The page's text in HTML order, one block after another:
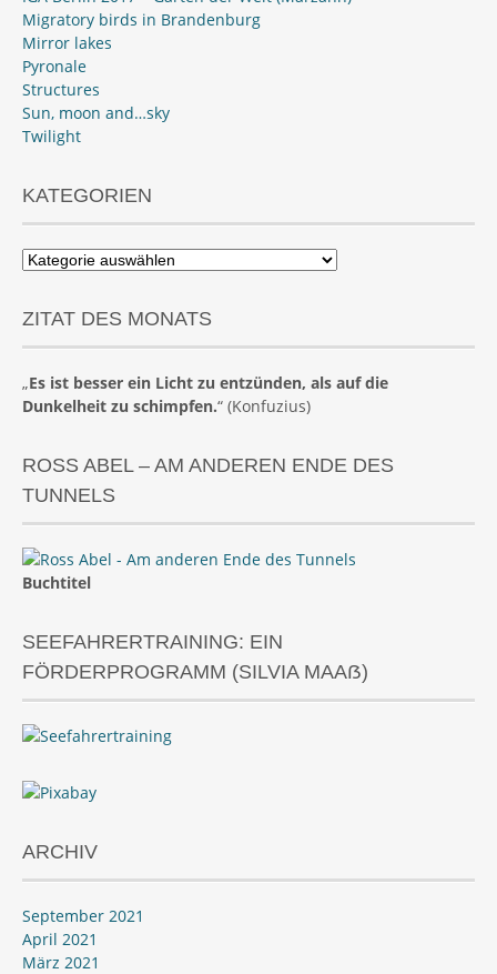
Migratory birds in Brandenburg
Mirror lakes
Pyronale
Structures
Sun, moon and…sky
Twilight
KATEGORIEN
Kategorien
ZITAT DES MONATS
„Es ist besser ein Licht zu entzünden, als auf die
Dunkelheit zu schimpfen.“ (Konfuzius)
ROSS ABEL – AM ANDEREN ENDE DES
TUNNELS
Buchtitel
SEEFAHRERTRAINING: EIN
FÖRDERPROGRAMM (SILVIA MAAẞ)
ARCHIV
September 2021
April 2021
März 2021